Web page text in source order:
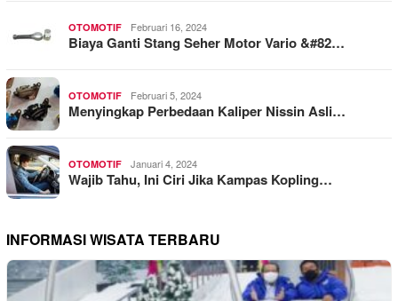
OTOMOTIF Februari 16, 2024
Biaya Ganti Stang Seher Motor Vario &#82…
OTOMOTIF Februari 5, 2024
Menyingkap Perbedaan Kaliper Nissin Asli…
OTOMOTIF Januari 4, 2024
Wajib Tahu, Ini Ciri Jika Kampas Kopling…
INFORMASI WISATA TERBARU